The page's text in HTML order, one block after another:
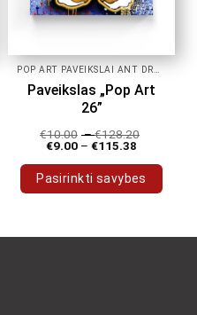
page
Paveikslas „Pop Art
26”
€10.00 –€128.20
€9.00 – €115.38
Pasirinkti savybes
has